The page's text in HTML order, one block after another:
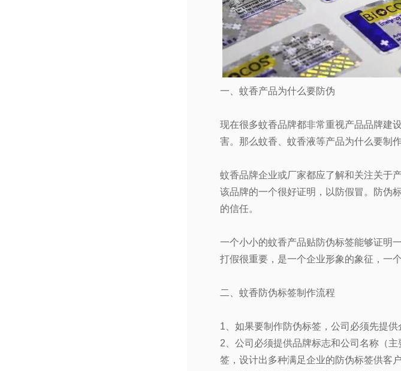
一、蚊香产品为什么要防伪
现在很多蚊香品牌都非常重视产品品牌建
害。那么蚊香、蚊香液等产品为什么要制
蚊香品牌企业或厂家都应了解和关注关于
该品牌的一个很好证明，以防假冒。防伪
的信任。
一个小小的蚊香产品贴防伪标签能够证明
打假很重要，是一个企业形象的象征，一
二、蚊香防伪标签制作流程
1 、如果要制作防伪标签，公司必须先提
2 、公司必须提供品牌标志和公司名称（
签，设计出多种满足企业的防伪标签供客